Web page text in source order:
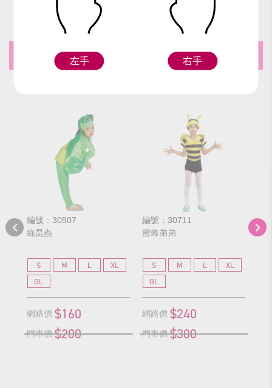
推薦商品
編號：30507
綠昆蟲
S M L
XL
GL
網路價 $160
門市價 $200
編號：30711
蜜蜂弟弟
S M L
XL
GL
網路價 $240
門市價 $300
編
小
左手 右手